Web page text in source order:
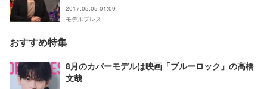
2017.05.05 01:09
モデルプレス
おすすめ特集
8月のカバーモデルは映画「ブルーロック」の高橋
文哉